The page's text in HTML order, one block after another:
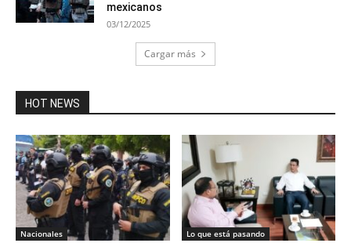
mexicanos
03/12/2025
Cargar más
HOT NEWS
Nacionales Lo que está pasando